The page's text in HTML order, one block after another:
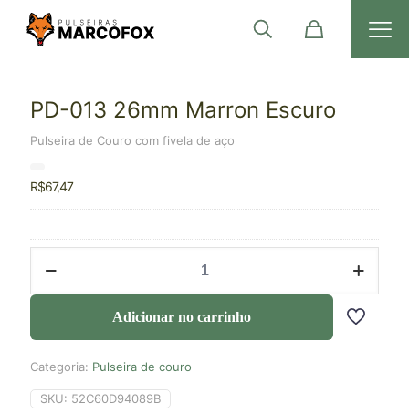
PD-013 26mm Marron Escuro
Pulseira de Couro com fivela de aço
R$67,47
Adicionar no carrinho
Categoria: Pulseira de couro
SKU: 52C60D94089B